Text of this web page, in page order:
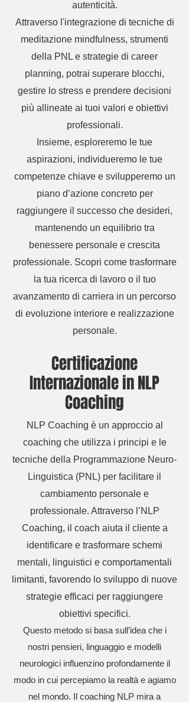
autenticità.
Attraverso l'integrazione di tecniche di
meditazione mindfulness, strumenti
della PNL e strategie di career
planning, potrai superare blocchi,
gestire lo stress e prendere decisioni
più allineate ai tuoi valori e obiettivi
professionali.
Insieme, esploreremo le tue
aspirazioni, individueremo le tue
competenze chiave e svilupperemo un
piano d’azione concreto per
raggiungere il successo che desideri,
mantenendo un equilibrio tra
benessere personale e crescita
professionale. Scopri come trasformare
la tua ricerca di lavoro o il tuo
avanzamento di carriera in un percorso
di evoluzione interiore e realizzazione
personale.
Certificazione
Internazionale inNLP
Coaching
NLP Coaching è un approccio al
coaching che utilizza i principi e le
tecniche della Programmazione Neuro-
Linguistica (PNL) per facilitare il
cambiamento personale e
professionale. Attraverso l’NLP
Coaching, il coach aiuta il cliente a
identificare e trasformare schemi
mentali, linguistici e comportamentali
limitanti, favorendo lo sviluppo di nuove
strategie efficaci per raggiungere
obiettivi specifici.
Questo metodo si basa sull’idea che i
nostri pensieri, linguaggio e modelli
neurologici influenzino profondamente il
modo in cui percepiamo la realtà e agiamo
nel mondo. Il coaching NLP mira a